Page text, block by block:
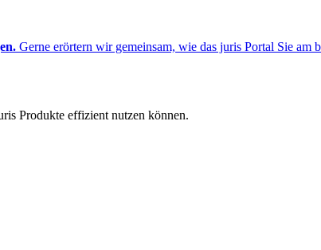
Gerne erörtern wir gemeinsam, wie das juris Portal Sie am
Produkte effizient nutzen können.